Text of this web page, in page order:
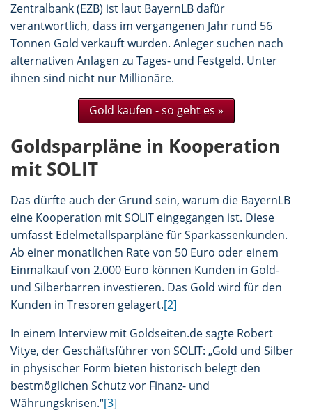
Zentralbank (EZB) ist laut BayernLB dafür
verantwortlich, dass im vergangenen Jahr rund 56
Tonnen Gold verkauft wurden. Anleger suchen nach
alternativen Anlagen zu Tages- und Festgeld. Unter
ihnen sind nicht nur Millionäre.
Gold kaufen - so geht es »
Goldsparpläne in Kooperation
mit SOLIT
Das dürfte auch der Grund sein, warum die BayernLB
eine Kooperation mit SOLIT eingegangen ist. Diese
umfasst Edelmetallsparpläne für Sparkassenkunden.
Ab einer monatlichen Rate von 50 Euro oder einem
Einmalkauf von 2.000 Euro können Kunden in Gold-
und Silberbarren investieren. Das Gold wird für den
Kunden in Tresoren gelagert.[2]
In einem Interview mit Goldseiten.de sagte Robert
Vitye, der Geschäftsführer von SOLIT: „Gold und Silber
in physischer Form bieten historisch belegt den
bestmöglichen Schutz vor Finanz- und
Währungskrisen.“[3]